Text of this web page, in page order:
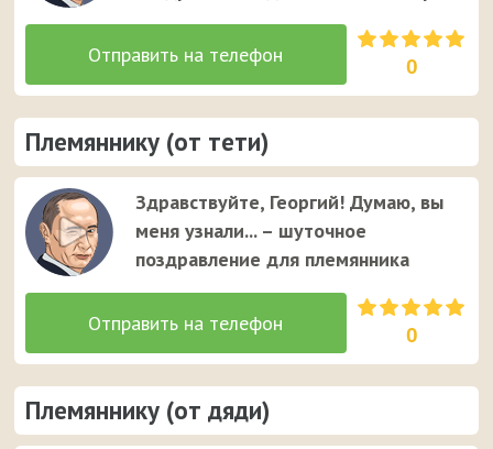
0
Племяннику (от тети)
Здравствуйте, Георгий! Думаю, вы
меня узнали... – шуточное
поздравление для племянника
0
Племяннику (от дяди)